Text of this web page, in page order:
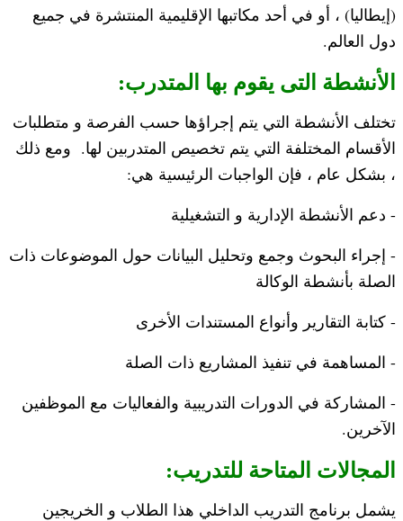
(إيطاليا) ، أو في أحد مكاتبها الإقليمية المنتشرة في جميع
دول العالم.
الأنشطة التى يقوم بها المتدرب:
تختلف الأنشطة التي يتم إجراؤها حسب الفرصة و متطلبات
الأقسام المختلفة التي يتم تخصيص المتدربين لها. ومع ذلك
، بشكل عام ، فإن الواجبات الرئيسية هي:
- دعم الأنشطة الإدارية و التشغيلية
- إجراء البحوث وجمع وتحليل البيانات حول الموضوعات ذات
الصلة بأنشطة الوكالة
- كتابة التقارير وأنواع المستندات الأخرى
- المساهمة في تنفيذ المشاريع ذات الصلة
- المشاركة في الدورات التدريبية والفعاليات مع الموظفين
الآخرين.
المجالات المتاحة للتدريب:
يشمل برنامج التدريب الداخلي هذا الطلاب و الخريجين